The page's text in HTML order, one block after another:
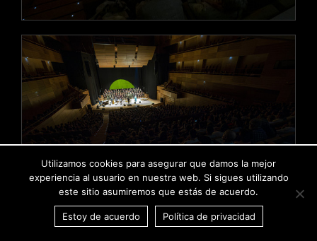
Utilizamos cookies para asegurar que damos la mejor
experiencia al usuario en nuestra web. Si sigues utilizando
este sitio asumiremos que estás de acuerdo.
Estoy de acuerdo Política de privacidad